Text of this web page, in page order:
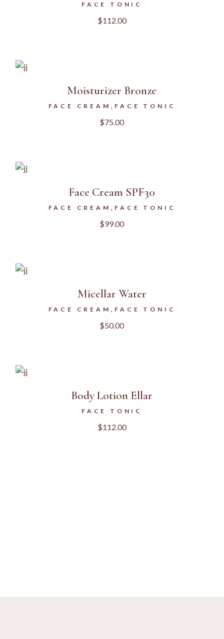
FACE TONIC
$112.00
Moisturizer Bronze
FACE CREAM FACE TONIC
$75.00
Face Cream SPF30
FACE CREAM FACE TONIC
$99.00
Micellar Water
FACE CREAM FACE TONIC
$50.00
Body Lotion Ellar
FACE TONIC
$112.00